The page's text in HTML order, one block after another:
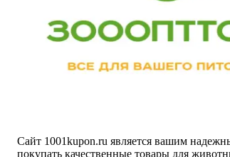
Сайт 1001kupon.ru является вашим
покупать качественные товары для